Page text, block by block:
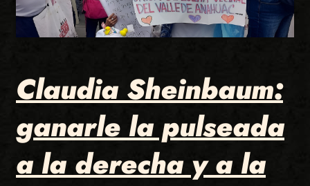
Claudia Sheinbaum:
ganarle la pulseada
a la derecha y a la